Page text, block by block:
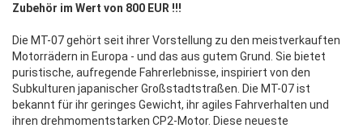
Zubehör im Wert von 800 EUR !!!
Die MT-07 gehört seit ihrer Vorstellung zu den meistverkauften
Motorrädern in Europa - und das aus gutem Grund. Sie bietet
puristische, aufregende Fahrerlebnisse, inspiriert von den
Subkulturen japanischer Großstadtstraßen. Die MT-07 ist
bekannt für ihr geringes Gewicht, ihr agiles Fahrverhalten und
ihren drehmomentstarken CP2-Motor. Diese neueste